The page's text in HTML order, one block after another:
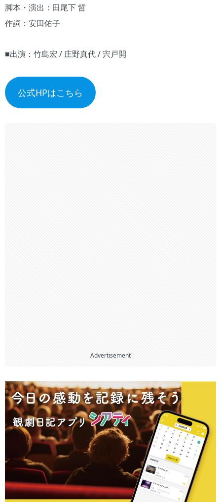
脚本・演出：田尾下 哲
作詞：安田佑子
■出演：竹島宏 / 庄野真代 / 宍戸開
公式HPはこちら
Advertisement